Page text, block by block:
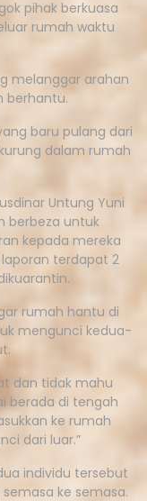
pihak berkuasa
rumah waktu
melanggar arahan
berhantu.
baru pulang dari
dalam rumah
Untung Yuni
berbeza untuk
kepada mereka
terdapat 2
rumah hantu di
mengunci kedua-
dan tidak mahu
berada di tengah
ke rumah
dari luar.”
individu tersebut
ke semasa.